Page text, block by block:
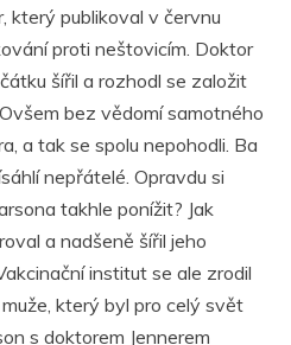
který publikoval v červnu
proti neštovicím. Doktor
šířil a rozhodl se založit
bez vědomí samotného
a tak se spolu nepohodli. Ba
nepřátelé. Opravdu si
takhle ponížit? Jak
a nadšeně šířil jeho
institut se ale zrodil
který byl pro celý svět
s doktorem Jennerem